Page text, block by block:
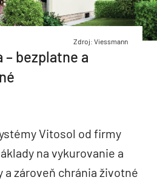
Zdroj: Viessmann
– bezplatne a
Vitosol od firmy
na vykurovanie a
zároveň chránia životné